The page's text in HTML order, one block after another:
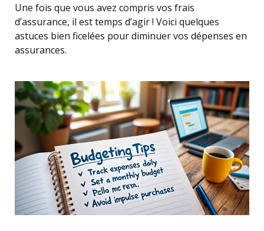
Une fois que vous avez compris vos frais
d’assurance, il est temps d’agir ! Voici quelques
astuces bien ficelées pour diminuer vos dépenses en
assurances.